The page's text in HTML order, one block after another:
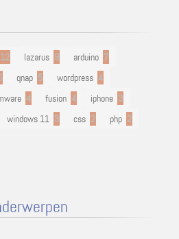
12 lazarus 9 arduino 7
qnap 5 wordpress 4
4 fusion 4 iphone 3
windows 11 3 css 2 php 2